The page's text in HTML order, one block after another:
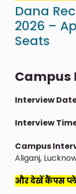
Dana
2026 –
Seats
Campus
Interview
Interview
Campus
Aliganj,
और देखें कैंपस